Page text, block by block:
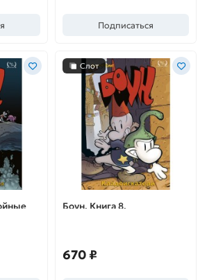
Подписаться
Слот
Боун. Книга 8.
670 ₽